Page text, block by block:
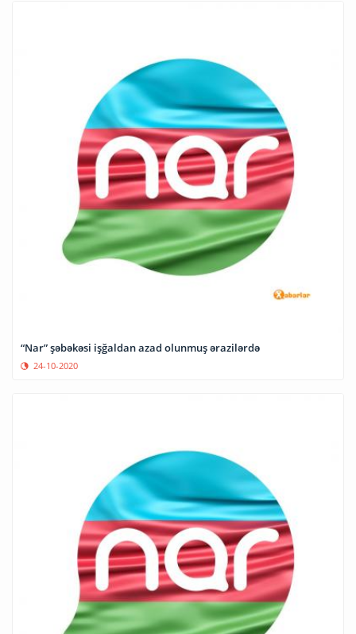
“Nar” şəbəkəsi işğaldan azad olunmuş ərazilərdə
24-10-2020